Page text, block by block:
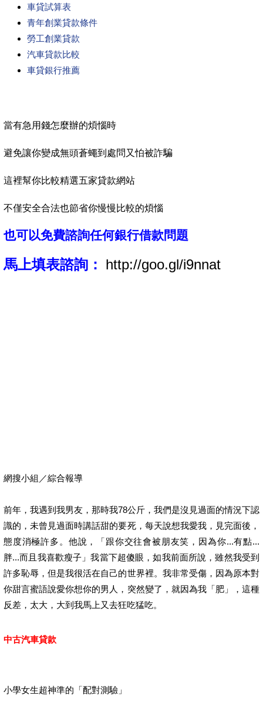
車貸試算表
青年創業貸款條件
勞工創業貸款
汽車貸款比較
車貸銀行推薦
當有急用錢怎麼辦的煩惱時
避免讓你變成無頭蒼蠅到處問又怕被詐騙
這裡幫你比較精選五家貸款網站
不僅安全合法也節省你慢慢比較的煩惱
也可以免費諮詢任何銀行借款問題
馬上填表諮詢：
網搜小組／綜合報導
前年，我遇到我男友，那時我78公斤，我們是沒見過面的情況下認
識的，未曾見過面時講話甜的要死，每天說想我愛我，見完面後，
態度消極許多。他說，「跟你交往會被朋友笑，因為你...有點...
胖...而且我喜歡瘦子」我當下超傻眼，如我前面所說，雖然我受到
許多恥辱，但是我很活在自己的世界裡。我非常受傷，因為原本對
你甜言蜜語說愛你想你的男人，突然變了，就因為我「肥」，這種
反差，太大，大到我馬上又去狂吃猛吃。
中古汽車貸款
小學女生超神準的「配對測驗」